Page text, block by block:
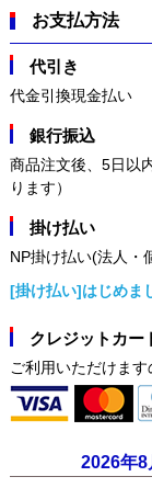
お支払方法
代引き
代金引換現金払い
銀行振込
商品注文後、5日以
ります）
掛け払い
NP掛け払い(法人・
[掛け払い]はじめま
クレジットカー
ご利用いただけま
2026年8